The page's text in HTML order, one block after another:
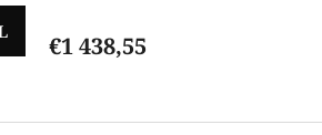
€1 438,55
v